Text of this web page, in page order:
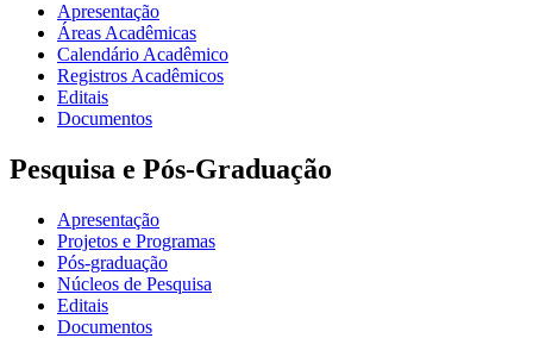
Apresentação
Áreas Acadêmicas
Calendário Acadêmico
Registros Acadêmicos
Editais
Documentos
Pesquisa e Pós-Graduação
Apresentação
Projetos e Programas
Pós-graduação
Núcleos de Pesquisa
Editais
Documentos